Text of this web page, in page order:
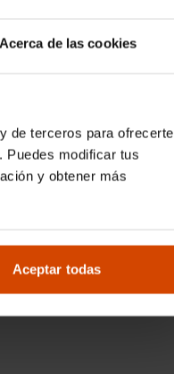
Acerca de las cookies
de terceros para ofrecerte
Puedes modificar tus
y obtener más
Aceptar todas